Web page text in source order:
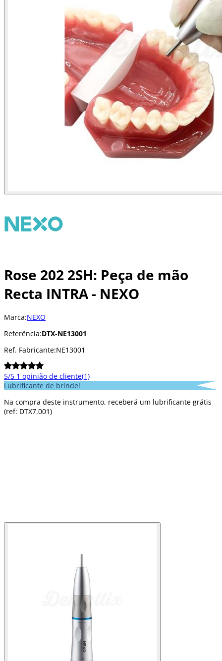
Rose 202 2SH: Peça de mão
Recta INTRA - NEXO
Marca:NEXO
Referência:DTX-NE13001
Ref. Fabricante:NE13001
5/5 1 opinião de cliente(1)
Lubrificante de brinde!
Na compra deste instrumento, receberá um lubrificante grátis
(ref: DTX7.001)